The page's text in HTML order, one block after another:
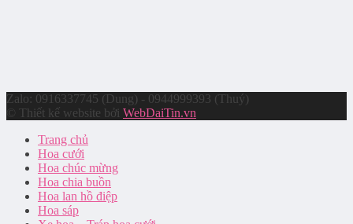
Zalo: 0916337745 (Dung) - 0944999393 (Thuý)
© Thiết kế website bởi WebDaiTin.vn
Trang chủ
Hoa cưới
Hoa chúc mừng
Hoa chia buồn
Hoa lan hồ điệp
Hoa sáp